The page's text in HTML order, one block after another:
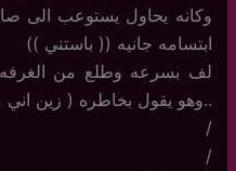
وكانه يحاول يستوعب الى
ابتسامه جانيه (( باستني ))
لف بسرعه وطلع من الغرفه
..وهو يقول بخاطره ( زين
/
/